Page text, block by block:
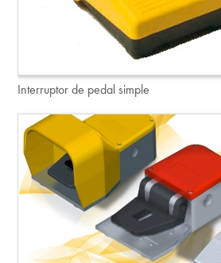
Interruptor de pedal simple